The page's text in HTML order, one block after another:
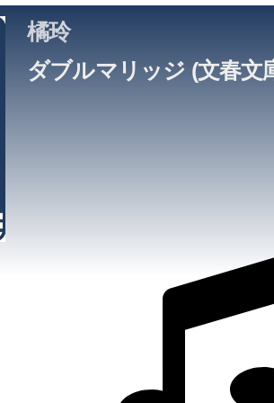
橘玲
ダブルマリッジ (文春文